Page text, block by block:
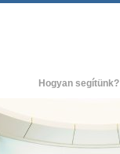
Hogyan segítünk?